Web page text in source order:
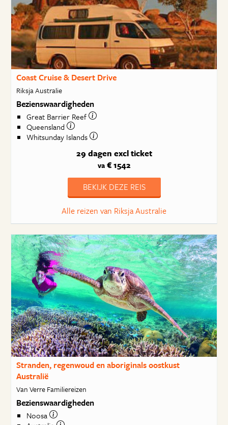
Coast Cruise & Desert Drive
Riksja Australie
Bezienswaardigheden
Great Barrier Reef
Queensland
Whitsunday Islands
29 dagen excl ticket
va€ 1542
BEKIJK DEZE REIS
Alle reizen van Riksja Australie
Stranden, regenwoud en aboriginals oostkust
Australië
Van Verre Familiereizen
Bezienswaardigheden
Noosa